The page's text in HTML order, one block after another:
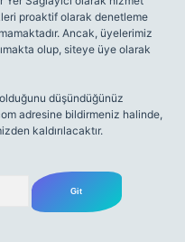
proaktif olarak denetleme
Ancak, üyelerimiz
olup, siteye üye olarak
düşündüğünüz
adresine bildirmeniz halinde,
kaldırılacaktır.